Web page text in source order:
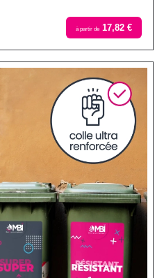
à partir de 17,82 €